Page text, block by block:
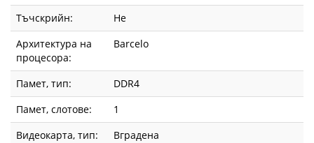
Тъчскрийн:
Не
Архитектура на
процесора:
Barcelo
Памет, тип:
DDR4
Памет, слотове:
1
Видеокарта, тип:
Вградена